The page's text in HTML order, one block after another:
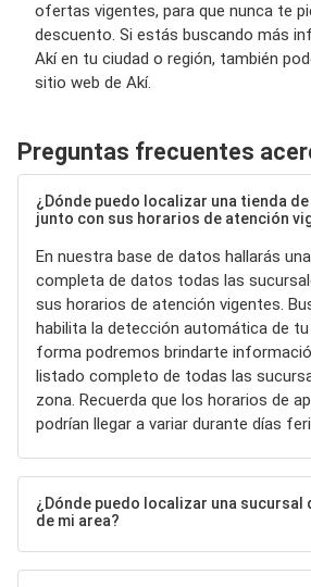
ofertas vigentes, para que nunca te
descuento. Si estás buscando más
Akí en tu ciudad o región, también
sitio web de Akí.
Preguntas frecuentes
¿Dónde puedo localizar una tienda
junto con sus horarios de atención
En nuestra base de datos hallarás
completa de datos todas las
sus horarios de atención vigentes.
habilita la detección automática de
forma podremos brindarte
listado completo de todas las
zona. Recuerda que los horarios de
podrían llegar a variar durante días
¿Dónde puedo localizar una sucursal
de mi area?